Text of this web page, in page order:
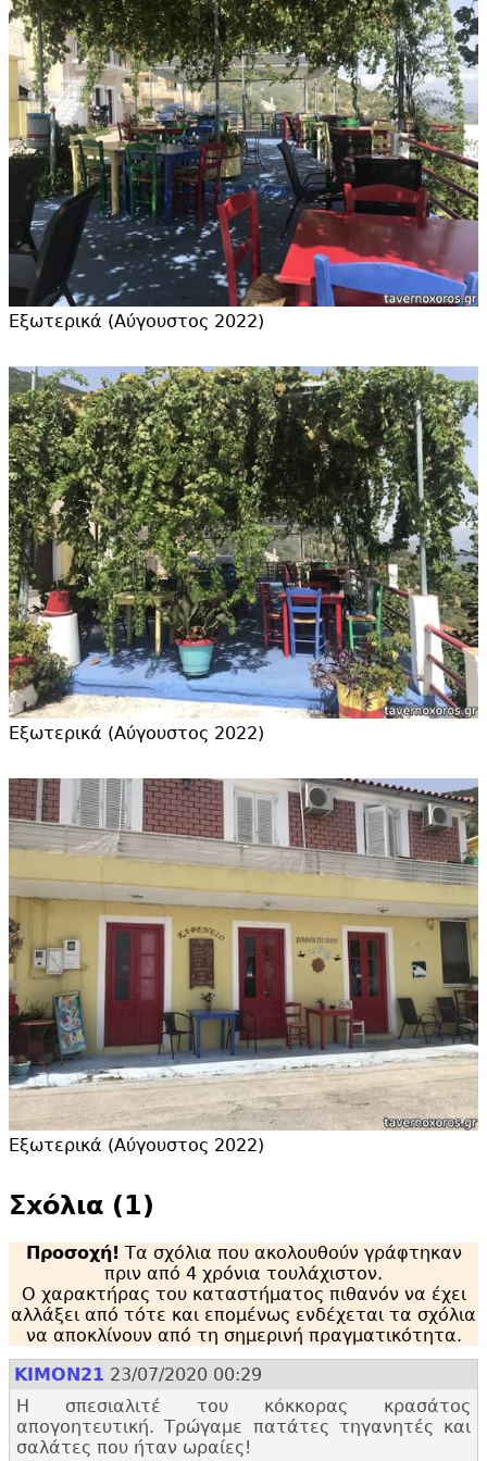
Εξωτερικά (Αύγουστος 2022)
Εξωτερικά (Αύγουστος 2022)
Εξωτερικά (Αύγουστος 2022)
Σxόλια (1)
Προσοχή! Τα σχόλια που ακολουθούν γράφτηκαν
πριν από 4 χρόνια τουλάχιστον.
Ο χαρακτήρας του καταστήματος πιθανόν να έχει
αλλάξει από τότε και επομένως ενδέχεται τα σχόλια
να αποκλίνουν από τη σημερινή πραγματικότητα.
KIMON21 23/07/2020 00:29
Η σπεσιαλιτέ του κόκκορας κρασάτος
απογοητευτική. Τρώγαμε πατάτες τηγανητές και
σαλάτες που ήταν ωραίες!